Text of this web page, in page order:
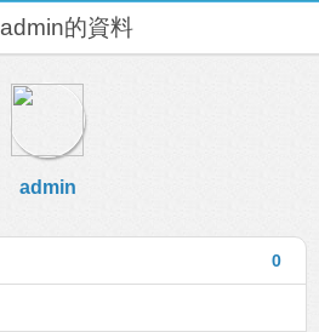
admin的資料
admin
0